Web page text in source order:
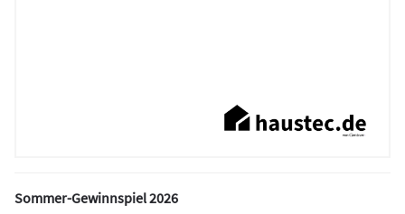
Sommer-Gewinnspiel 2026